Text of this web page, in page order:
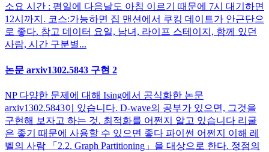
소요 시간 : 평일에 다음날도 아침 이르기 때문에 7시 대기하면
12시까지. 코스:가능하면 집 맨션에서 쿠킹 데이트가 안근단으
로 좋다. 참고 데이터 요일, 남녀, 라이프 스테이지, 함께 있던
사람, 시간 구분별...
논문 arxiv1302.5843 구현 2
NP 다양한 문제에 대해 Ising에서 공식화한 논문
arxiv1302.5843이 있습니다. D-wave의 공부가 있으면, 그것을
구현해 보자고 하는 것. 최적화를 어쩐지 알고 있습니다 리굴
은 좋기 때문에 사용할 수 있으면 좋다 파이썬 어쩐지 이해 레
벨의 사람 「2.2. Graph Partitioning」을 대상으로 한다. 정점의